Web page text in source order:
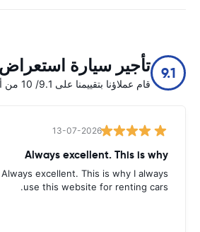
9.1 تأجير سيارة استعراض
قام عملاؤنا بتقييمنا على 9.1/ 10 من أصل 12842
13-07-2026
Always excellent. This is why
Always excellent. This is why I always
use this website for renting cars.